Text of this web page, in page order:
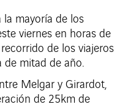
la mayoría de los
viernes en horas de
de los viajeros
de mitad de año.
Melgar y Girardot,
de 25km de